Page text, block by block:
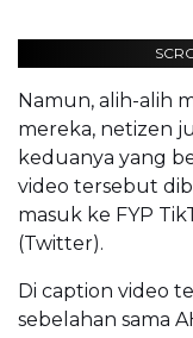
Namun, alih-alih
mereka, netizen
keduanya yang
video tersebut
masuk ke FYP
(Twitter).
Di caption video
sebelahan sama